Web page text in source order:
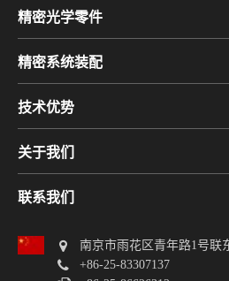
精密光学零件
精密系统装配
技术优势
关于我们
联系我们
南京市雨花区青年路1号联
+86-25-83307137